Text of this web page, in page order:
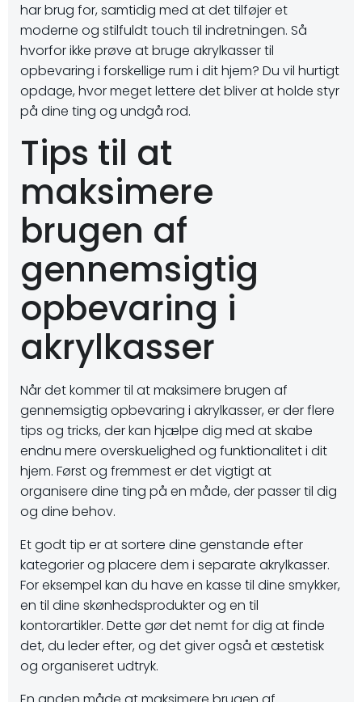
har brug for, samtidig med at det tilføjer et
moderne og stilfuldt touch til indretningen. Så
hvorfor ikke prøve at bruge akrylkasser til
opbevaring i forskellige rum i dit hjem? Du vil hurtigt
opdage, hvor meget lettere det bliver at holde styr
på dine ting og undgå rod.
Tips til at
maksimere
brugen af
gennemsigtig
opbevaring i
akrylkasser
Når det kommer til at maksimere brugen af
gennemsigtig opbevaring i akrylkasser, er der flere
tips og tricks, der kan hjælpe dig med at skabe
endnu mere overskuelighed og funktionalitet i dit
hjem. Først og fremmest er det vigtigt at
organisere dine ting på en måde, der passer til dig
og dine behov.
Et godt tip er at sortere dine genstande efter
kategorier og placere dem i separate akrylkasser.
For eksempel kan du have en kasse til dine smykker,
en til dine skønhedsprodukter og en til
kontorartikler. Dette gør det nemt for dig at finde
det, du leder efter, og det giver også et æstetisk
og organiseret udtryk.